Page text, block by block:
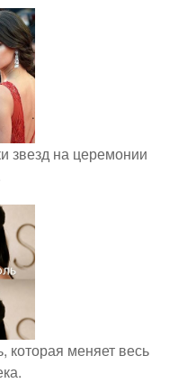
звезд на церемонии
которая меняет весь